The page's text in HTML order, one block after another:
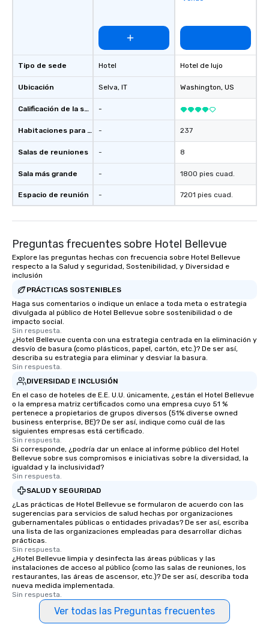
Tipo de sede
Ubicación
Calificación de la sede
Habitaciones para huéspedes
Salas de reuniones
Sala más grande
Espacio de reunión
Hotel
Selva, IT
-
-
-
-
-
Hotel de lujo
Washington, US
237
8
1800 pies cuad.
7201 pies cuad.
Preguntas frecuentes sobre Hotel Bellevue
Explore las preguntas hechas con frecuencia sobre Hotel Bellevue
respecto a la Salud y seguridad, Sostenibilidad, y Diversidad e
inclusión
PRÁCTICAS SOSTENIBLES
Haga sus comentarios o indique un enlace a toda meta o estrategia
divulgada al público de Hotel Bellevue sobre sostenibilidad o de
impacto social.
Sin respuesta.
¿Hotel Bellevue cuenta con una estrategia centrada en la eliminación y
desvío de basura (como plásticos, papel, cartón, etc.)? De ser así,
describa su estrategia para eliminar y desviar la basura.
Sin respuesta.
DIVERSIDAD E INCLUSIÓN
En el caso de hoteles de E.E. U.U. únicamente, ¿están el Hotel Bellevue
o la empresa matriz certificados como una empresa cuyo 51 %
pertenece a propietarios de grupos diversos (51% diverse owned
business enterprise, BE)? De ser así, indique como cuál de las
siguientes empresas está certificado.
Sin respuesta.
Si corresponde, ¿podría dar un enlace al informe público del Hotel
Bellevue sobre sus compromisos e iniciativas sobre la diversidad, la
igualdad y la inclusividad?
Sin respuesta.
SALUD Y SEGURIDAD
¿Las prácticas de Hotel Bellevue se formularon de acuerdo con las
sugerencias para servicios de salud hechas por organizaciones
gubernamentales públicas o entidades privadas? De ser así, escriba
una lista de las organizaciones empleadas para desarrollar dichas
prácticas.
Sin respuesta.
¿Hotel Bellevue limpia y desinfecta las áreas públicas y las
instalaciones de acceso al público (como las salas de reuniones, los
restaurantes, las áreas de ascensor, etc.)? De ser así, describa toda
nueva medida implementada.
Sin respuesta.
Ver todas las Preguntas frecuentes